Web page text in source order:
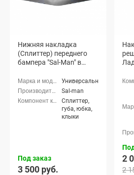
Нижняя накладка
(Сплиттер) переднего
бампера "Sal-Man" в
матовая)
Универсальные
Sal-man
Сплиттер,
губа, юбка,
клыки
Под заказ
3 500 руб.
2
2